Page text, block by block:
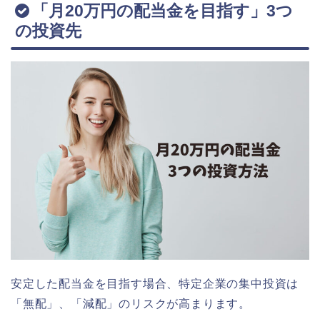
「月20万円の配当金を目指す」3つ
の投資先
安定した配当金を目指す場合、特定企業の集中投資は
「無配」、「減配」のリスクが高まります。